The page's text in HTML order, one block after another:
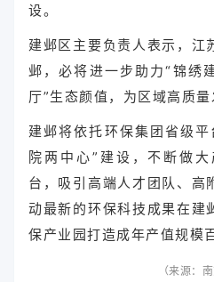
设。
建邺区主要负责人表示，江
邺，必将进一步助力“锦绣
厅”生态颜值，为区域高质量
建邺将依托环保集团省级
院两中心”建设，不断做
台，吸引高端人才团队、高
动最新的环保科技成果在建
保产业园打造成年产值规模
（来源：